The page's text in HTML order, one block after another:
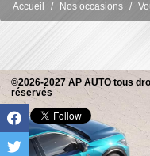
Accueil Nos occasions
©2026-2027 AP AUTO tous
réservés